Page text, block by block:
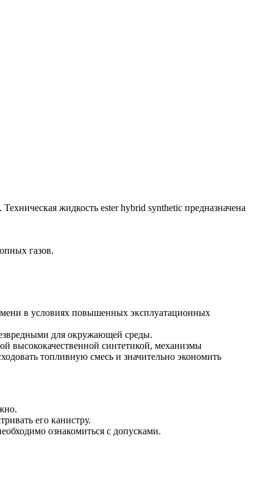
жидкость ester hybrid synthetic предназначена
газов.
в условиях повышенных эксплуатационных
для окружающей среды.
высококачественной синтетикой, механизмы
топливную смесь и значительно экономить
его канистру.
ознакомиться с допусками.